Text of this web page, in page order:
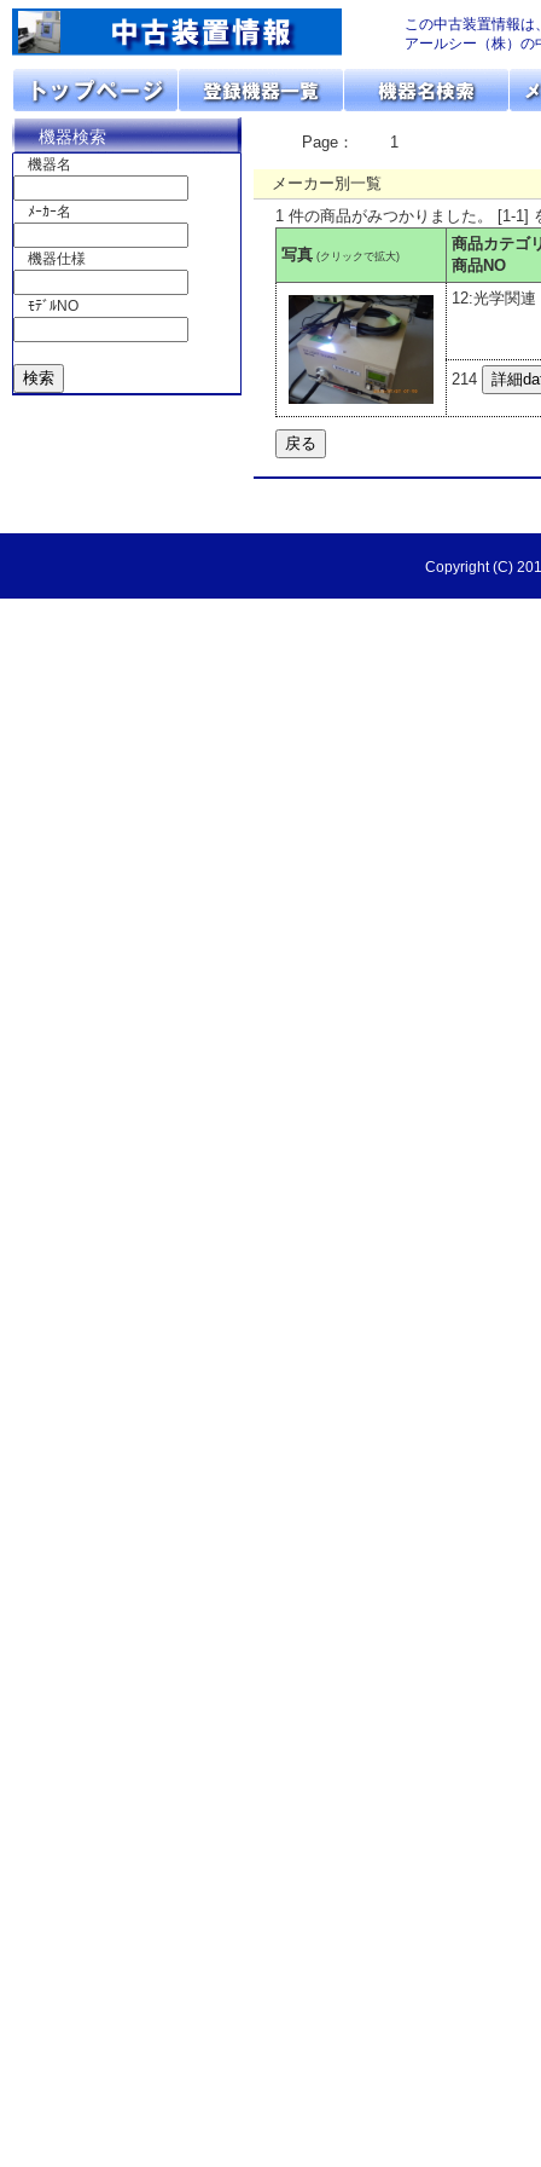
この中古装置情報は
アールシー（株）
機器検索
機器名
ﾒｰｶｰ名
機器仕様
ﾓﾃﾞﾙNO
Page： 1
メーカー別一覧
1 件の商品がみつかりました。 [1-1]
写真 (クリックで拡大)
商品カテゴ
商品NO
12:光学関連
214
Copyright (C)